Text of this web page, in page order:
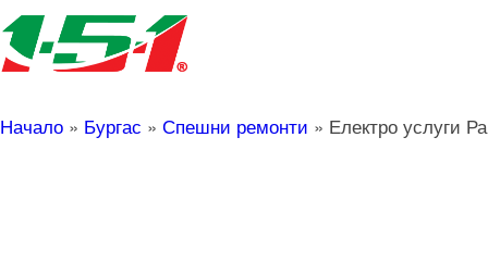
Начало » Бургас » Спешни ремонти » Електро услуги